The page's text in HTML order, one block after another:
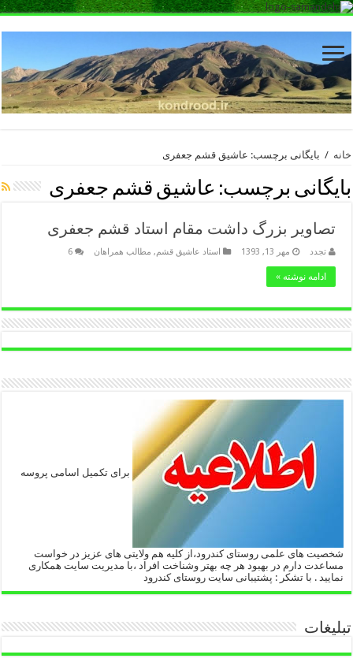
خانه / بایگانی برچسب: عاشیق قشم جعفری
بایگانی برچسب: عاشیق قشم جعفری
تصاویر بزرگ داشت مقام استاد قشم جعفری
تجدد مهر 13, 1393 استاد عاشیق قشم, مطالب همراهان 6
ادامه نوشته »
برای تکمیل اسامی پروسه
شخصیت های علمی روستای کندرود،از کلیه هم ولایتی های عزیز در خواست
مساعدت دارم در بهبود هر چه بهتر وشناخت افراد ،با مدیریت سایت همکاری
نمایید . با تشکر : پشتیبانی سایت روستای کندرود
تبلیغات